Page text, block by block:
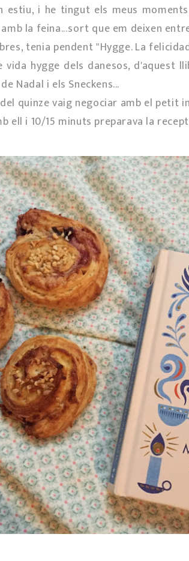
i he tingut els meus moments
la feina...sort que em deixen
tenia pendent "Hygge. La
hygge dels danesos, d'aquest
Nadal i els Sneckens...
quinze vaig negociar amb el petit
ell i 10/15 minuts preparava la